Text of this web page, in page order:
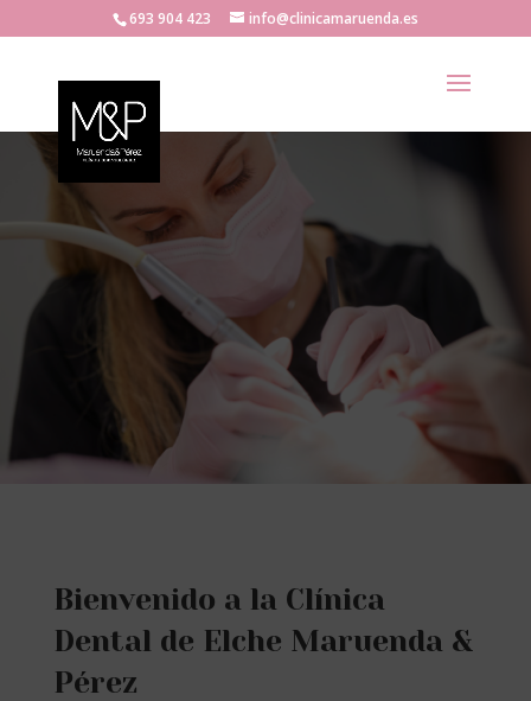
693 904 423 info@clinicamaruenda.es
Bienvenido a la Clínica
Dental de Elche Maruenda &
Pérez